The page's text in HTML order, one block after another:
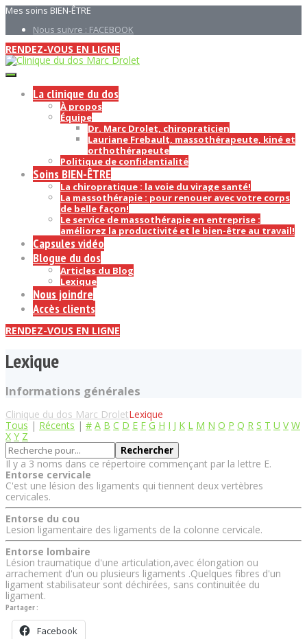
Mes soins BIEN-ÊTRE
Nous suivre : FACEBOOK
RENDEZ-VOUS EN LIGNE
La clinique du dos
À propos
Équipe
Dr. Marc Drolet, chiropraticien
Lauriane Frebault, massothérapeute, kiné et
orthothérapeute
Politique de confidentialité
Soins BIEN-ÊTRE
La chiropratique : la voie du virage santé!
La massothérapie : pour renouer avec votre corps
de belle façon!
Le service de massothérapie en entreprise :
améliorez la productivité et le bien-être au travail!
Capsules vidéo
Blogue du dos
Articles du Blog
Lexique
Nous joindre
Accès clients
RENDEZ-VOUS EN LIGNE
Lexique
Informations générales
Clinique du dos Marc DroletLexique
Tous | Récents | # A B C D E F G H I J K L M N O P Q R S T U V W
X Y Z
Il y a 3 noms dans ce répertoire commençant par la lettre E.
Entorse cervicale
C'est une lésion des ligaments qui tiennent deux vertèbres
cervicales.
Entorse du cou
Lesion ligamentaire des ligaments de la colonne cervicale.
Entorse lombaire
Lésion traumatique d'une articulation,avec élongation ou
arrachement d'un ou plusieurs ligaments .Quelques fibres d'un
ligament stabilisateur sont déchirées, sans continuitée du
ligament.
Partager :
Facebook